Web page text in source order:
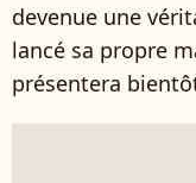
devenue une
lancé sa propre
présentera